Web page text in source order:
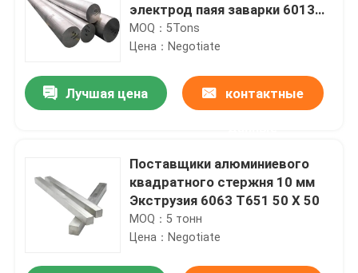
Главная страница
электрод паяя заварки 6013
7075 6061 T6
MOQ：5Tons
Цена：Negotiate
Лучшая цена контактные
Поставщики алюминиевого
квадратного стержня 10 мм
Экструзия 6063 T651 50 X 50
MOQ：5 тонн
Цена：Negotiate